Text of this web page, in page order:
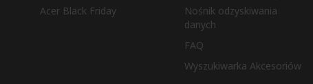
Acer Black Friday
Nośnik odzyskiwania
danych
FAQ
Wyszukiwarka Akcesoriów